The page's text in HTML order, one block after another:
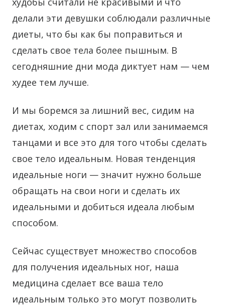
делали эти девушки соблюдали различные
диеты, что бы как бы поправиться и
сделать свое тела более пышным. В
сегодняшние дни мода диктует нам — чем
худее тем лучше.
И мы боремся за лишний вес, сидим на
диетах, ходим с спорт зал или занимаемся
танцами и все это для того чтобы сделать
свое тело идеальным. Новая тенденция
идеальные ноги — значит нужно больше
обращать на свои ноги и сделать их
идеальными и добиться идеала любым
способом.
Сейчас существует множество способов
для получения идеальных ног, наша
медицина сделает все ваша тело
идеальным только это могут позволить